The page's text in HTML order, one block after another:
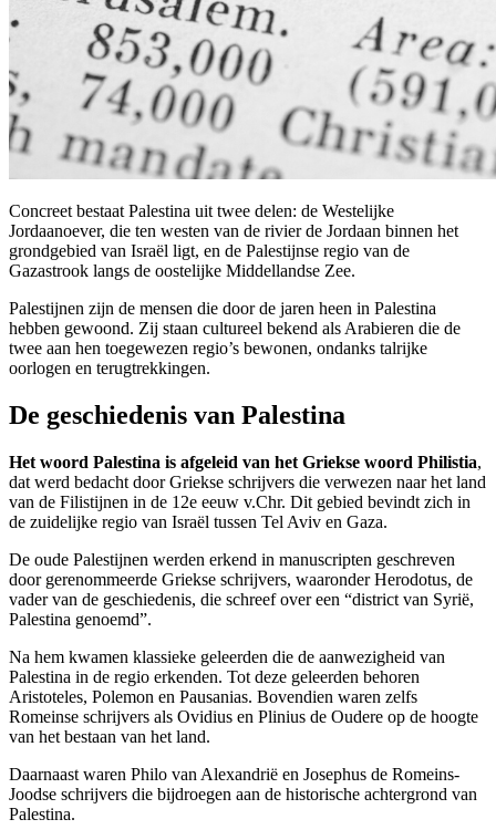
Concreet bestaat Palestina uit twee delen: de Westelijke
Jordaanoever, die ten westen van de rivier de Jordaan binnen het
grondgebied van Israël ligt, en de Palestijnse regio van de
Gazastrook langs de oostelijke Middellandse Zee.
Palestijnen zijn de mensen die door de jaren heen in Palestina
hebben gewoond. Zij staan cultureel bekend als Arabieren die de
twee aan hen toegewezen regio’s bewonen, ondanks talrijke
oorlogen en terugtrekkingen.
De geschiedenis van Palestina
Het woord Palestina is afgeleid van het Griekse woord Philistia,
dat werd bedacht door Griekse schrijvers die verwezen naar het land
van de Filistijnen in de 12e eeuw v.Chr. Dit gebied bevindt zich in
de zuidelijke regio van Israël tussen Tel Aviv en Gaza.
De oude Palestijnen werden erkend in manuscripten geschreven
door gerenommeerde Griekse schrijvers, waaronder Herodotus, de
vader van de geschiedenis, die schreef over een “district van Syrië,
Palestina genoemd”.
Na hem kwamen klassieke geleerden die de aanwezigheid van
Palestina in de regio erkenden. Tot deze geleerden behoren
Aristoteles, Polemon en Pausanias. Bovendien waren zelfs
Romeinse schrijvers als Ovidius en Plinius de Oudere op de hoogte
van het bestaan van het land.
Daarnaast waren Philo van Alexandrië en Josephus de Romeins-
Joodse schrijvers die bijdroegen aan de historische achtergrond van
Palestina.